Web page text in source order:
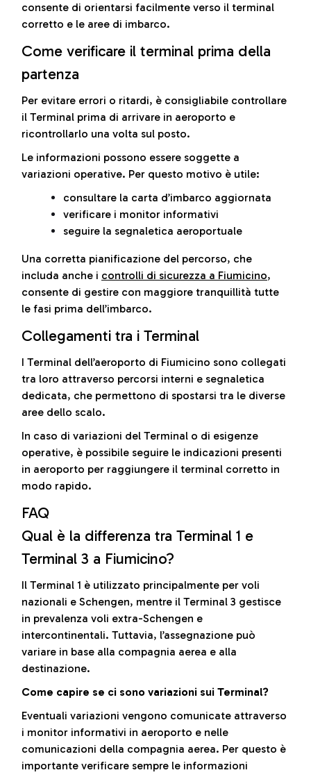
consente di orientarsi facilmente verso il terminal
corretto e le aree di imbarco.
Come verificare il terminal prima della
partenza
Per evitare errori o ritardi, è consigliabile controllare
il Terminal prima di arrivare in aeroporto e
ricontrollarlo una volta sul posto.
Le informazioni possono essere soggette a
variazioni operative. Per questo motivo è utile:
consultare la carta d’imbarco aggiornata
verificare i monitor informativi
seguire la segnaletica aeroportuale
Una corretta pianificazione del percorso, che
includa anche i controlli di sicurezza a Fiumicino,
consente di gestire con maggiore tranquillità tutte
le fasi prima dell’imbarco.
Collegamenti tra i Terminal
I Terminal dell’aeroporto di Fiumicino sono collegati
tra loro attraverso percorsi interni e segnaletica
dedicata, che permettono di spostarsi tra le diverse
aree dello scalo.
In caso di variazioni del Terminal o di esigenze
operative, è possibile seguire le indicazioni presenti
in aeroporto per raggiungere il terminal corretto in
modo rapido.
FAQ
Qual è la differenza tra Terminal 1 e
Terminal 3 a Fiumicino?
Il Terminal 1 è utilizzato principalmente per voli
nazionali e Schengen, mentre il Terminal 3 gestisce
in prevalenza voli extra-Schengen e
intercontinentali. Tuttavia, l’assegnazione può
variare in base alla compagnia aerea e alla
destinazione.
Come capire se ci sono variazioni sui Terminal?
Eventuali variazioni vengono comunicate attraverso
i monitor informativi in aeroporto e nelle
comunicazioni della compagnia aerea. Per questo è
importante verificare sempre le informazioni